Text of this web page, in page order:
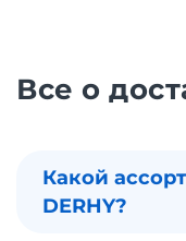
Все о
Какой
DERHY?